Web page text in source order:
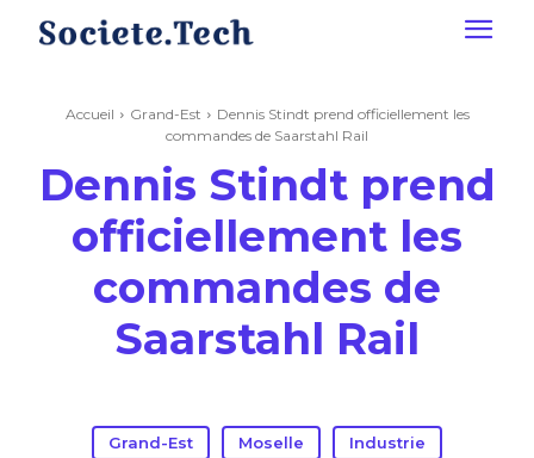
Accueil Grand-Est
Dennis Stindt prend officiellement les
commandes de Saarstahl Rail
Dennis Stindt prend
officiellement les
commandes de
Saarstahl Rail
Grand-Est Moselle Industrie